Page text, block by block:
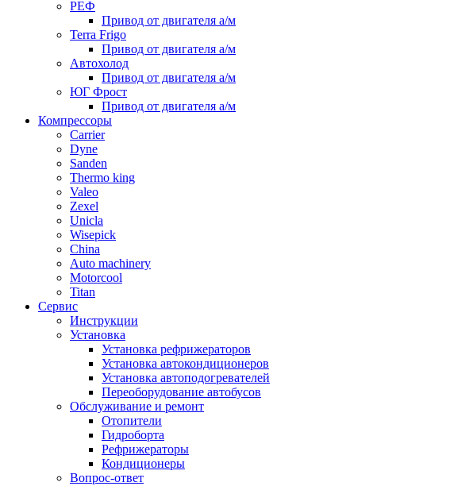
РЕФ
Привод от двигателя а/м
Terra Frigo
Привод от двигателя а/м
Автохолод
Привод от двигателя а/м
ЮГ Фрост
Привод от двигателя а/м
Компрессоры
Carrier
Dyne
Sanden
Thermo king
Valeo
Zexel
Unicla
Wisepick
China
Auto machinery
Motorcool
Titan
Сервис
Инструкции
Установка
Установка рефрижераторов
Установка автокондиционеров
Установка автоподогревателей
Переоборудование автобусов
Обслуживание и ремонт
Отопители
Гидроборта
Рефрижераторы
Кондиционеры
Вопрос-ответ